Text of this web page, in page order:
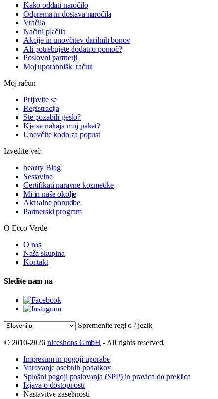
Kako oddati naročilo
Odprema in dostava naročila
Vračila
Načini plačila
Akcije in unovčitev darilnih bonov
Ali potrebujete dodatno pomoč?
Poslovni partnerji
Moj uporabniški račun
Moj račun
Prijavite se
Registracija
Ste pozabili geslo?
Kje se nahaja moj paket?
Unovčite kodo za popust
Izvedite več
beauty Blog
Sestavine
Certifikati naravne kozmetike
Mi in naše okolje
Aktualne ponudbe
Partnerski program
O Ecco Verde
O nas
Naša skupina
Kontakt
Sledite nam na
Spremenite regijo / jezik
© 2010-2026 niceshops GmbH - All rights reserved.
Impresum in pogoji uporabe
Varovanje osebnih podatkov
Splošni pogoji poslovanja (SPP) in pravica do preklica
Izjava o dostopnosti
Nastavitve zasebnosti